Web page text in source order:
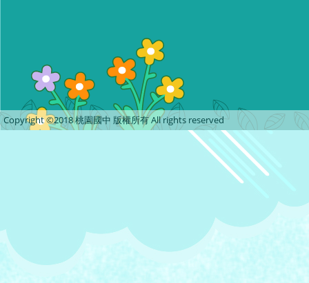
Copyright ©2018 桃園國中 版權所有 All rights reserved